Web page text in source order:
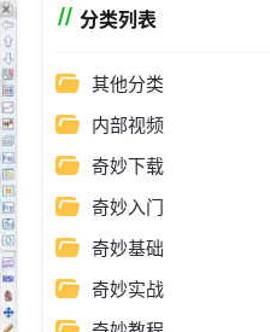
分类列表
其他分类
内部视频
奇妙下载
奇妙入门
奇妙基础
奇妙实战